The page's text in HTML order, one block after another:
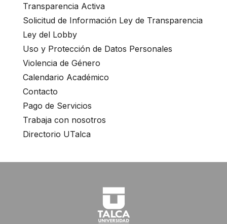
Transparencia Activa
Solicitud de Información Ley de Transparencia
Ley del Lobby
Uso y Protección de Datos Personales
Violencia de Género
Calendario Académico
Contacto
Pago de Servicios
Trabaja con nosotros
Directorio UTalca